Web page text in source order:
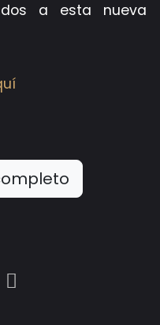
a esta nueva